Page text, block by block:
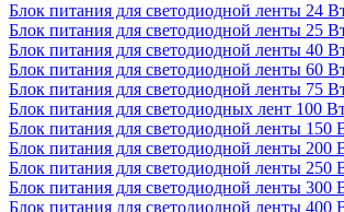
Блок питания для светодиодной ленты 24
Блок питания для светодиодной ленты 25
Блок питания для светодиодной ленты 40
Блок питания для светодиодной ленты 60
Блок питания для светодиодной ленты 75
Блок питания для светодиодных лент 100
Блок питания для светодиодной ленты 150
Блок питания для светодиодной ленты 200
Блок питания для светодиодной ленты 250
Блок питания для светодиодной ленты 300
Блок питания для светодиодной ленты 400